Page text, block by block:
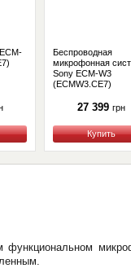
Беспроводная
микрофонная
Sony ECM-W3
(ECMW3.CE7)
27 399 грн
Купить
функциональном